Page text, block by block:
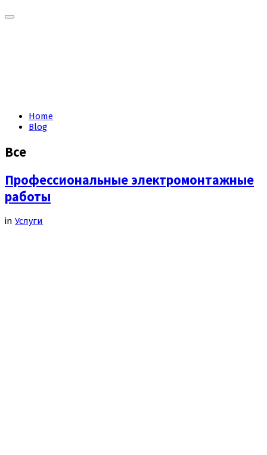
Home
Blog
Все
Профессиональные электромонтажные
работы
in Услуги